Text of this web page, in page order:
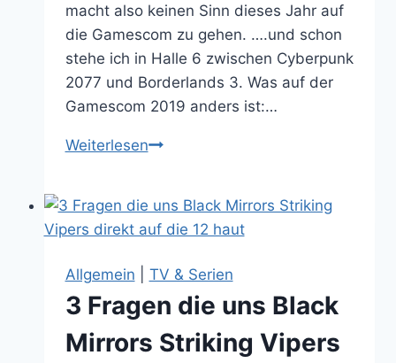
macht also keinen Sinn dieses Jahr auf
die Gamescom zu gehen. ….und schon
stehe ich in Halle 6 zwischen Cyberpunk
2077 und Borderlands 3. Was auf der
Gamescom 2019 anders ist:…
WeiterlesenGamescom
The
same
as
every
Year?
Allgemein TV & Serien
3 Fragen die uns Black
Mirrors Striking Vipers